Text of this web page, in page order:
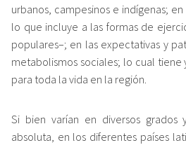
urbanos, campesinos e indígenas;
lo que incluye a las formas de
populares–; en las expectativas y
metabolismos sociales; lo cual
para toda la vida en la región.
Si bien varían en diversos
absoluta, en los diferentes países